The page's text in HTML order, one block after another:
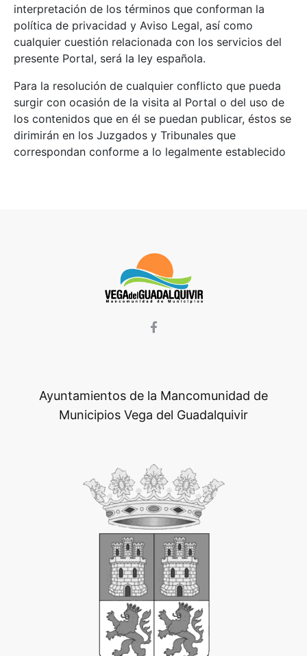
interpretación de los términos que conforman la
política de privacidad y Aviso Legal, así como
cualquier cuestión relacionada con los servicios del
presente Portal, será la ley española.
Para la resolución de cualquier conflicto que pueda
surgir con ocasión de la visita al Portal o del uso de
los contenidos que en él se puedan publicar, éstos se
dirimirán en los Juzgados y Tribunales que
correspondan conforme a lo legalmente establecido
Ayuntamientos de la Mancomunidad de
Municipios Vega del Guadalquivir